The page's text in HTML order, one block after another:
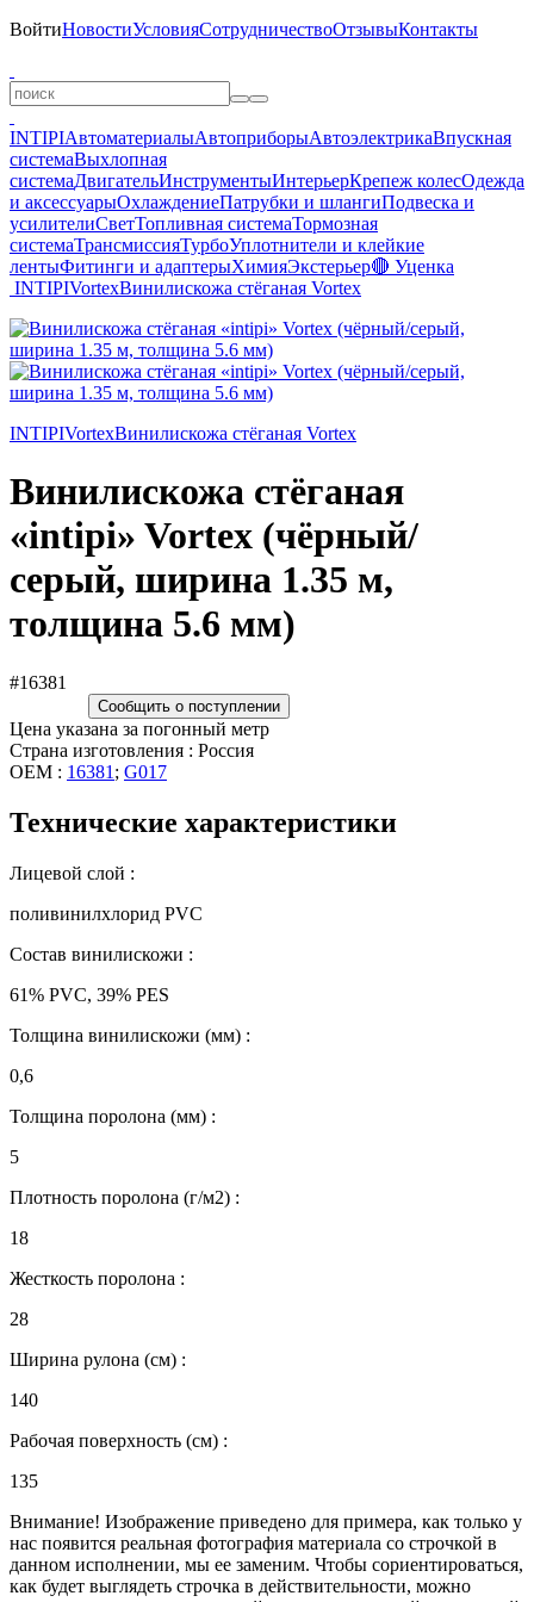
ВойтиНовостиУсловияСотрудничествоОтзывыКонтакты
INTIPIАвтоматериалыАвтоприборыАвтоэлектрикаВпускная
системаВыхлопная
системаДвигательИнструментыИнтерьерКрепеж колесОдежда
и аксессуарыОхлаждениеПатрубки и шлангиПодвеска и
усилителиСветТопливная системаТормозная
системаТрансмиссияТурбоУплотнители и клейкие
лентыФитинги и адаптерыХимияЭкстерьер🔴 Уценка
INTIPIVortexВинилискожа стёганая Vortex
INTIPIVortexВинилискожа стёганая Vortex
Винилискожа стёганая
«intipi» Vortex (чёрный/
серый, ширина 1.35 м,
толщина 5.6 мм)
#16381
Сообщить о поступлении
Цена указана за погонный метр
Страна изготовления : Россия
OEM : 16381 ; G017
Технические характеристики
Лицевой слой :
поливинилхлорид PVC
Состав винилискожи :
61% PVC, 39% PES
Толщина винилискожи (мм) :
0,6
Толщина поролона (мм) :
5
Плотность поролона (г/м2) :
18
Жесткость поролона :
28
Ширина рулона (см) :
140
Рабочая поверхность (см) :
135
Внимание! Изображение приведено для примера, как только у
нас появится реальная фотография материала со строчкой в
данном исполнении, мы ее заменим. Чтобы сориентироваться,
как будет выглядеть строчка в действительности, можно